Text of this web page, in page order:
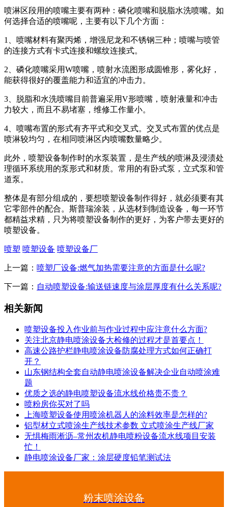
喷淋区段用的喷嘴主要有两种：磷化喷嘴和脱脂水洗喷嘴。如
何选择合适的喷嘴呢，主要有以下几个方面：
1、喷嘴材料有聚丙烯，增强尼龙和不锈钢三种；喷嘴与喷管
的连接方式有卡式连接和螺纹连接式。
2、磷化喷嘴采用W喷嘴，喷射水流图形成圆锥形，雾化好，
能获得很好的覆盖能力和适宜的冲击力。
3、脱脂和水洗喷嘴目前普遍采用V形喷嘴，喷射液量和冲击
力较大，而且不易堵塞，维修工作量小。
4、喷嘴布置的形式有齐平式和交叉式。交叉式布置的优点是
喷淋较均匀，在相同喷淋区内喷嘴数量略少。
此外，喷塑设备制作时的水泵装置，是生产线的喷淋及浸渍处
理循环系统用的泵形式和材质。常用的有卧式泵，立式泵和管
道泵。
整体是有部分组成的，要想喷塑设备制作得好，就必须要有其
它零部件的配合。斯普瑞涂装，从选材到制造设备，每一环节
都精益求精，只为将喷塑设备制作的更好，为客户带去更好的
喷塑设备。
喷塑 喷塑设备 喷塑设备厂
上一篇： 喷塑厂设备:燃气加热需要注意的方面是什么呢?
下一篇： 自动喷塑设备:输送链速度与涂层厚度有什么关系呢?
相关新闻
喷塑设备投入作业前与作业过程中应注意什么方面?
关注北京静电喷涂设备大检修的过程才是首要点！
高速公路护栏静电喷涂设备防腐处理方式如何正确打
开？
山东钢结构全套自动静电喷涂设备解决企业自动喷涂难
题
优质之选的静电喷塑设备流水线价格贵不贵？
喷粉房你买对了吗
上海喷塑设备使用喷涂机器人的涂料效率是怎样的?
铝型材立式喷涂生产线技术参数 立式喷涂生产线厂家
无惧梅雨淅沥–常州农机静电喷粉设备流水线项目安装
忙！
静电喷涂设备厂家：涂层硬度铅笔测试法
粉末喷涂设备